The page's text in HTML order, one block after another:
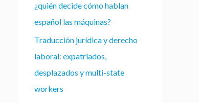
¿quién decide cómo hablan
español las máquinas?
Traducción jurídica y derecho
laboral: expatriados,
desplazados y multi-state
workers